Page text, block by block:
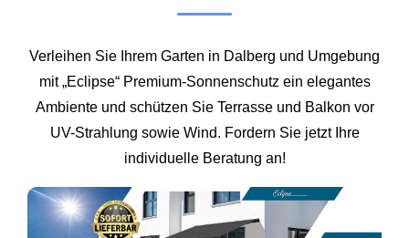
Verleihen Sie Ihrem Garten in Dalberg und Umgebung
mit „Eclipse“ Premium-Sonnenschutz ein elegantes
Ambiente und schützen Sie Terrasse und Balkon vor
UV-Strahlung sowie Wind. Fordern Sie jetzt Ihre
individuelle Beratung an!